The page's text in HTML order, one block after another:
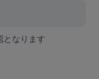
となります